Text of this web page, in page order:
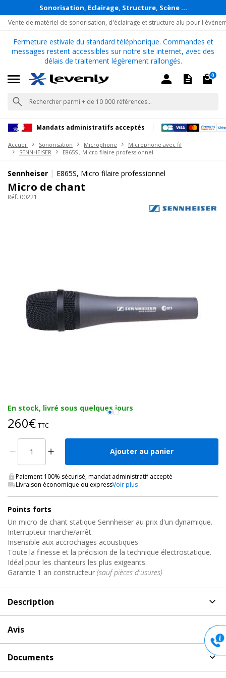
Sonorisation, Eclairage, Structure, Scène ...
Vente de matériel de sonorisation, d'éclairage et structure alu pour
Fermeture estivale du standard téléphonique. Commandes et
messages restent accessibles sur notre site internet, avec des
délais de traitement légèrement rallongés.
0
Mandats administratifs acceptés
Accueil Sonorisation Microphone
Microphone avec fil
SENNHEISER
E865S , Micro filaire professionnel
Sennheiser | E865S, Micro filaire professionnel
Micro de chant
Réf. 00221
En stock, livré sous quelques jours
260€ TTC
Ajouter au panier
Paiement 100% sécurisé, mandat administratif accepté
Livraison économique ou expressVoir plus
Points forts
Un micro de chant statique Sennheiser au prix d'un dynamique.
Interrupteur marche/arrêt.
Insensible aux accrochages acoustiques
Toute la finesse et la précision de la technique électrostatique.
Idéal pour les chanteurs les plus exigeants.
Garantie 1 an constructeur (sauf pièces d'usures)
Description
Sennheiser
E865S : Microphone Sennheiser statique pour le chant.
Avis
Sennheiser
Documents